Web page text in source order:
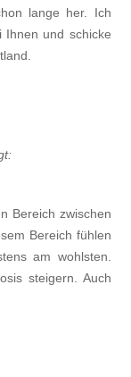
lange her. Ich
Ihnen und schicke
Bereich zwischen
Bereich fühlen
am wohlsten.
steigern. Auch